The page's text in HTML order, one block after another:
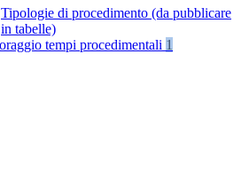
Tipologie di procedimento (da pubblicare
in tabelle)
tempi procedimentali 1